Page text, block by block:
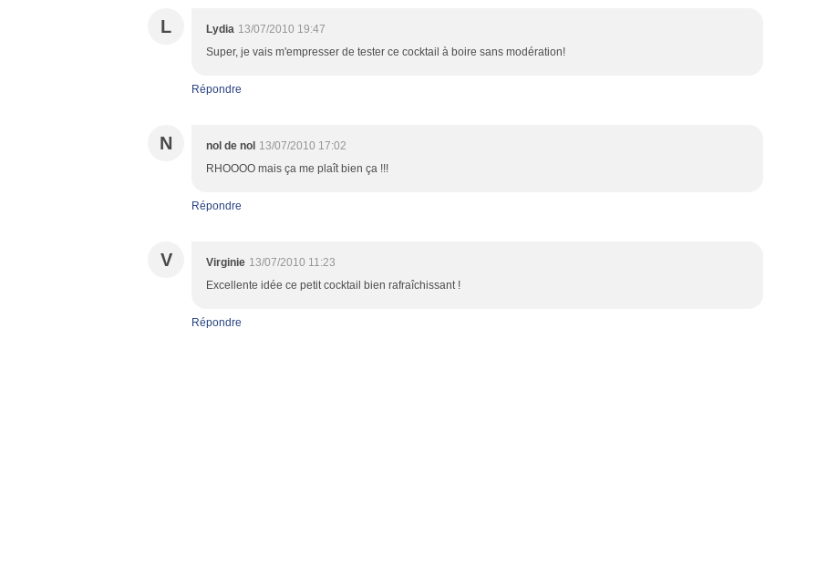
L Lydia 13/07/2010 19:47
Super, je vais m'empresser de tester ce cocktail à boire sans modération!
Répondre
N nol de nol 13/07/2010 17:02
RHOOOO mais ça me plaît bien ça !!!
Répondre
V Virginie 13/07/2010 11:23
Excellente idée ce petit cocktail bien rafraîchissant !
Répondre